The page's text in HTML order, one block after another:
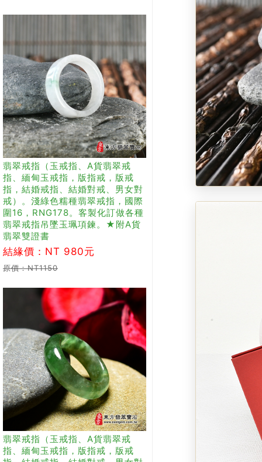
翡翠戒指（玉戒指、A貨翡翠戒
指、緬甸玉戒指，版指戒，版戒
指，結婚戒指、結婚對戒、男女對
戒）。淺綠色糯種翡翠戒指，國際
圍16，RNG178。客製化訂做各種
翡翠戒指吊墜玉珮項鍊。★附A貨
翡翠雙證書
結緣價：NT 980元
原價：NT1150
翡翠戒指（玉戒指、A貨翡翠戒
指、緬甸玉戒指，版指戒，版戒